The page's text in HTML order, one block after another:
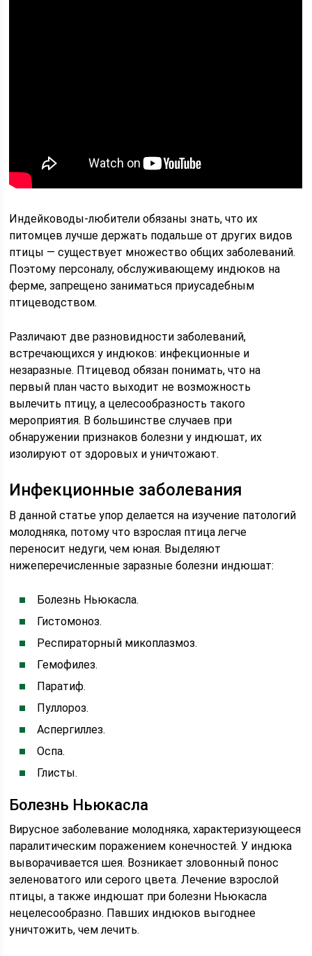
Индейководы-любители обязаны знать, что их
питомцев лучше держать подальше от других видов
птицы — существует множество общих заболеваний.
Поэтому персоналу, обслуживающему индюков на
ферме, запрещено заниматься приусадебным
птицеводством.
Различают две разновидности заболеваний,
встречающихся у индюков: инфекционные и
незаразные. Птицевод обязан понимать, что на
первый план часто выходит не возможность
вылечить птицу, а целесообразность такого
мероприятия. В большинстве случаев при
обнаружении признаков болезни у индюшат, их
изолируют от здоровых и уничтожают.
Инфекционные заболевания
В данной статье упор делается на изучение патологий
молодняка, потому что взрослая птица легче
переносит недуги, чем юная. Выделяют
нижеперечисленные заразные болезни индюшат:
Болезнь Ньюкасла.
Гистомоноз.
Респираторный микоплазмоз.
Гемофилез.
Паратиф.
Пуллороз.
Аспергиллез.
Оспа.
Глисты.
Болезнь Ньюкасла
Вирусное заболевание молодняка, характеризующееся
паралитическим поражением конечностей. У индюка
выворачивается шея. Возникает зловонный понос
зеленоватого или серого цвета. Лечение взрослой
птицы, а также индюшат при болезни Ньюкасла
нецелесообразно. Павших индюков выгоднее
уничтожить, чем лечить.